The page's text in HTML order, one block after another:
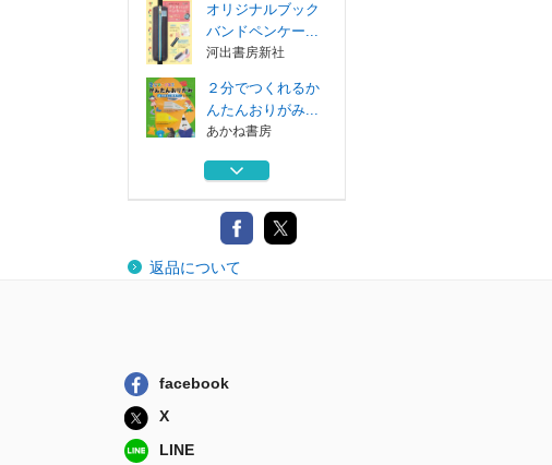
オリジナルブック
バンドペンケー...
河出書房新社
２分でつくれるか
んたんおりがみ...
あかね書房
２分でつくれるか
あかね書房
２分でつくれるか
んたんおりがみ...
返品について
facebook
X
LINE